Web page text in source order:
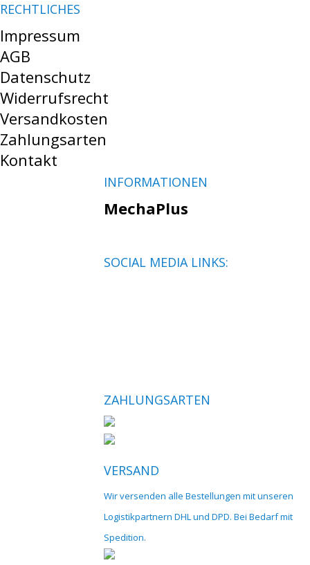
RECHTLICHES
Impressum
AGB
Datenschutz
Widerrufsrecht
Versandkosten
Zahlungsarten
Kontakt
INFORMATIONEN
MechaPlus
SOCIAL MEDIA LINKS:
ZAHLUNGSARTEN
VERSAND
Wir versenden alle Bestellungen mit unseren
Logistikpartnern DHL und DPD. Bei Bedarf mit
Spedition.